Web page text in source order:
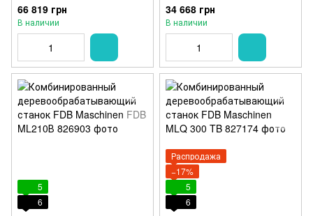
66 819 грн
В наличии
34 668 грн
В наличии
5
6
Распродажа
−17%
5
6